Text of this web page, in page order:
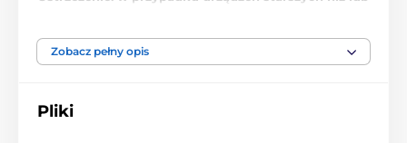
różne częstotliwości! Częstotliwości nie można
zresetować.
Zobacz pełny opis
Pliki